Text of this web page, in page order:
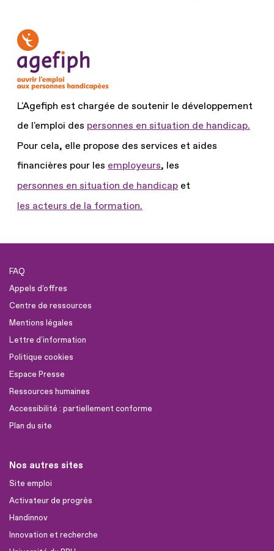
L'Agefiph est chargée de soutenir le développement
de l'emploi des personnes en situation de handicap.
Pour cela, elle propose des services et aides
financières pour les employeurs, les
personnes en situation de handicap et
les acteurs de la formation.
FAQ
Appels d'offres
Centre de ressources
Mentions légales
Lettre d'information
Politique cookies
Espace Presse
Ressources humaines
Accessibilité : partiellement conforme
Plan du site
Nos autres sites
Site emploi
Activateur de progrès
Handinnov
Innovation et recherche